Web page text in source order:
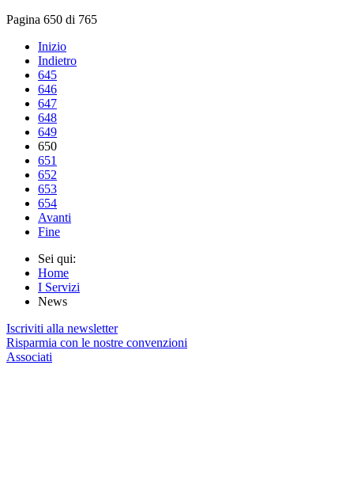
Pagina 650 di 765
Inizio
Indietro
645
646
647
648
649
650
651
652
653
654
Avanti
Fine
Sei qui:
Home
I Servizi
News
Iscriviti alla newsletter
Risparmia con le nostre convenzioni
Associati